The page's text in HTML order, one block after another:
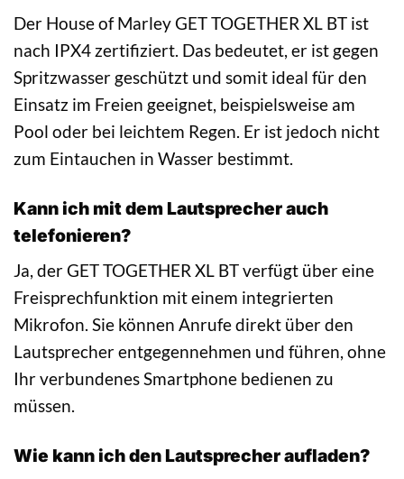
Der House of Marley GET TOGETHER XL BT ist
nach IPX4 zertifiziert. Das bedeutet, er ist gegen
Spritzwasser geschützt und somit ideal für den
Einsatz im Freien geeignet, beispielsweise am
Pool oder bei leichtem Regen. Er ist jedoch nicht
zum Eintauchen in Wasser bestimmt.
Kann ich mit dem Lautsprecher auch
telefonieren?
Ja, der GET TOGETHER XL BT verfügt über eine
Freisprechfunktion mit einem integrierten
Mikrofon. Sie können Anrufe direkt über den
Lautsprecher entgegennehmen und führen, ohne
Ihr verbundenes Smartphone bedienen zu
müssen.
Wie kann ich den Lautsprecher aufladen?